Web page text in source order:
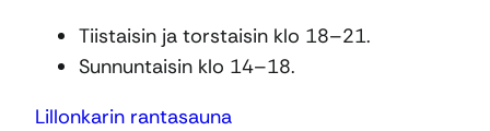
Tiistaisin ja torstaisin klo 18–21.
Sunnuntaisin klo 14–18.
Lillonkarin rantasauna